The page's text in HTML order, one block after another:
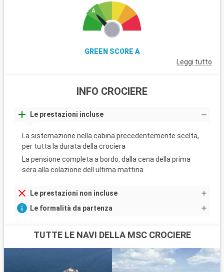
GREEN SCORE A
Leggi tutto
INFO CROCIERE
Le prestazioni incluse
La sistemazione nella cabina precedentemente scelta,
per tutta la durata della crociera
La pensione completa a bordo, dalla cena della prima
sera alla colazione dell ultima mattina.
Le prestazioni non incluse
Le formalità da partenza
TUTTE LE NAVI DELLA MSC CROCIERE